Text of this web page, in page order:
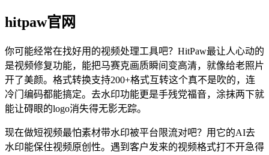
hitpaw官网
你可能经常在找好用的视频处理工具吧？HitPaw最让人心动的
是视频修复功能，能把马赛克画质瞬间变高清，就像给老照片
开了美颜。格式转换支持200+格式互转这个真不是吹的，连
冷门编码都能搞定。去水印功能更是手残党福音，涂抹两下就
能让碍眼的logo消失得无影无踪。
现在做短视频最怕素材带水印被平台限流对吧？用它的AI去
水印能保住视频原创性。遇到客户发来的视频格式打不开急得